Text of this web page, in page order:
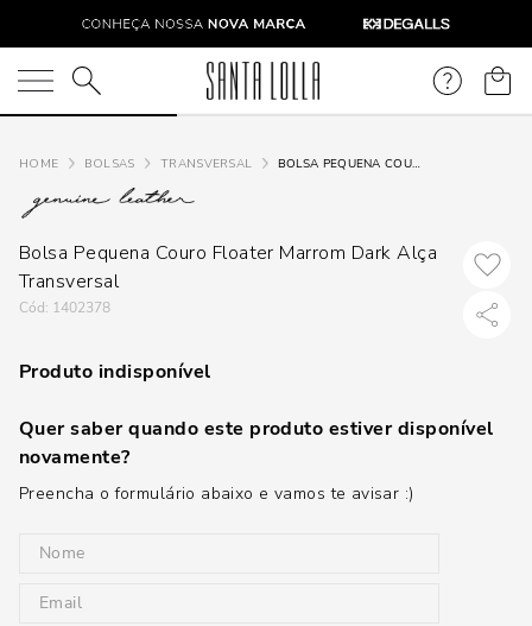
O que você está procurando?
BOLSAS TRANSVERSAL BOLSA PEQUENA COURO FLOATER MARROM DARK ALÇA TRANSVERSAL
Bolsa Pequena Couro Floater Marrom Dark Alça
Transversal
: 1402378
Produto indisponível
Quer saber quando este produto estiver disponível
novamente?
Preencha o formulário abaixo e vamos te avisar :)